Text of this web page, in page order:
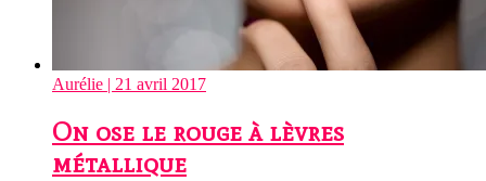
Aurélie | 21 avril 2017
On ose le rouge à lèvres
métallique